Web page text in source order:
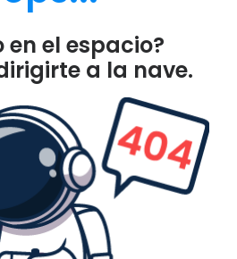
en el espacio?
a la nave.